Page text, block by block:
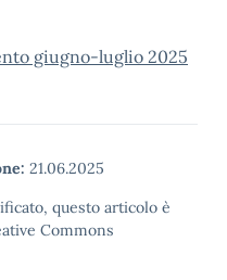
giugno-luglio 2025
21.06.2025
questo articolo è
Commons